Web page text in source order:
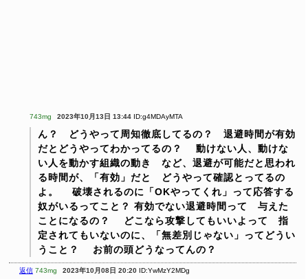
743mg 2023年10月13日 13:44 ID:g4MDAyMTA
ん？ どうやって周知徹底してるの？ 退避時間が有効
だとどうやってわかってるの？
動けない人、動けな
い人を動かす組織の動き など、退避が可能だと思われ
る時間が、「有効」だと どうやって確認とってるの
よ。
破壊されるのに「OKやってくれ」って応答する
奴がいるってこと？ 有効でない退避時間って 与えた
ことになるの？
どこなら攻撃してもいいよって 指
定されてもいないのに、「無差別じゃない」ってどうい
うこと？
お前の頭どうなってんの？
返信 743mg 2023年10月08日 20:20 ID:YwMzY2MDg